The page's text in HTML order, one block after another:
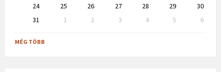
24
25 26 27 28 29
30
31
1 2 3 4 5
6
to
calendar
MÉG TÖBB